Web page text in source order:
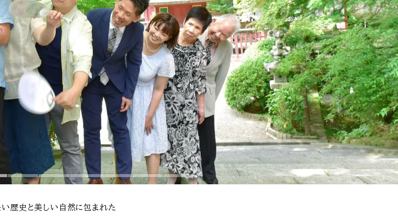
歴史と美しい自然に包まれた